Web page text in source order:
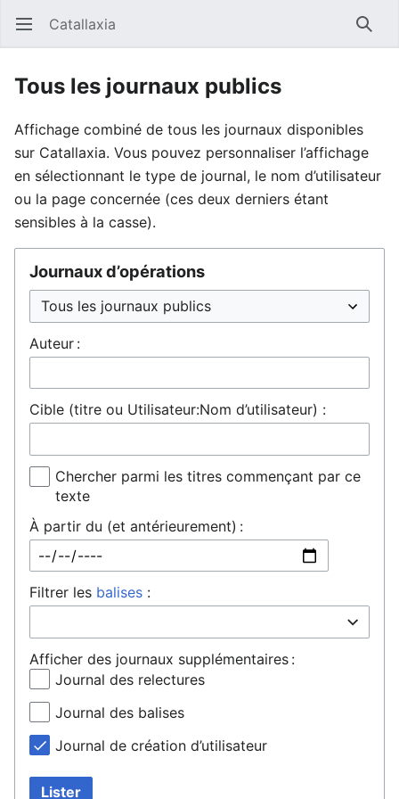
Ouvrir le menu principal Catallaxia
Tous les journaux publics
Affichage combiné de tous les journaux disponibles
sur Catallaxia. Vous pouvez personnaliser l’affichage
en sélectionnant le type de journal, le nom d’utilisateur
ou la page concernée (ces deux derniers étant
sensibles à la casse).
Journaux d’opérations
Auteur :
Cible (titre ou Utilisateur:Nom d’utilisateur) :
Chercher parmi les titres commençant par ce
texte
À partir du (et antérieurement) :
Filtrer les balises :
Afficher des journaux supplémentaires :
Journal des relectures
Journal des balises
Journal de création d’utilisateur
Lister